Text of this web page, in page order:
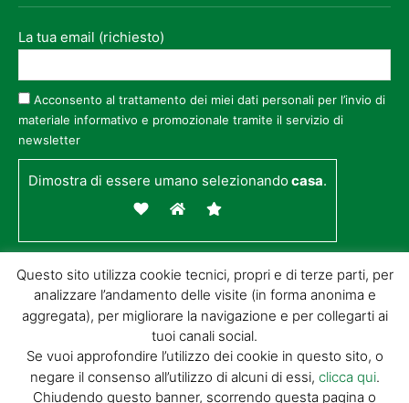
La tua email (richiesto)
Acconsento al trattamento dei miei dati personali per l’invio di
materiale informativo e promozionale tramite il servizio di
newsletter
Dimostra di essere umano selezionandocasa.
© GIORGIO TESI EDITRICE S.R.L. | P.IVA
Questo sito utilizza cookie tecnici, propri e di terze parti, per
analizzare l’andamento delle visite (in forma anonima e
aggregata), per migliorare la navigazione e per collegarti ai
tuoi canali social.
Se vuoi approfondire l’utilizzo dei cookie in questo sito, o
negare il consenso all’utilizzo di alcuni di essi, clicca qui.
Chiudendo questo banner, scorrendo questa pagina o